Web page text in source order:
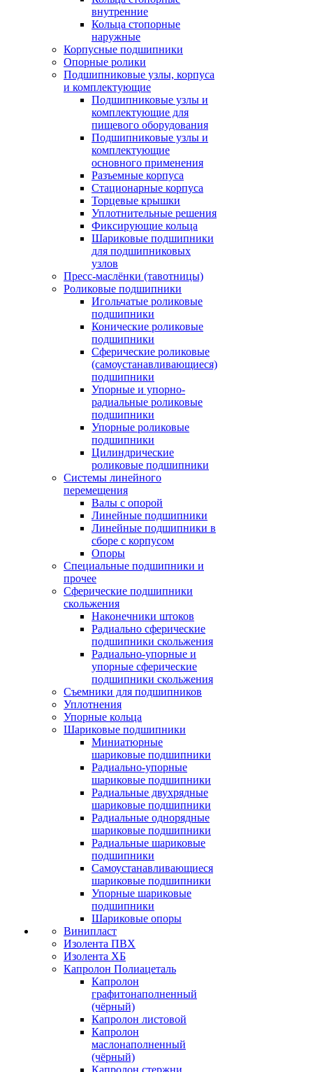
внутренние
Кольца стопорные
наружные
Корпусные подшипники
Опорные ролики
Подшипниковые узлы, корпуса
и комплектующие
Подшипниковые узлы и
комплектующие для
пищевого оборудования
Подшипниковые узлы и
комплектующие
основного применения
Разъемные корпуса
Стационарные корпуса
Торцевые крышки
Уплотнительные решения
Фиксирующие кольца
Шариковые подшипники
для подшипниковых
узлов
Пресс-маслёнки (тавотницы)
Роликовые подшипники
Игольчатые роликовые
подшипники
Конические роликовые
подшипники
Сферические роликовые
(самоустанавливающиеся)
подшипники
Упорные и упорно-
радиальные роликовые
подшипники
Упорные роликовые
подшипники
Цилиндрические
роликовые подшипники
Системы линейного
перемещения
Валы с опорой
Линейные подшипники
Линейные подшипники в
сборе с корпусом
Опоры
Специальные подшипники и
прочее
Сферические подшипники
скольжения
Наконечники штоков
Радиально сферические
подшипники скольжения
Радиально-упорные и
упорные сферические
подшипники скольжения
Съемники для подшипников
Уплотнения
Упорные кольца
Шариковые подшипники
Миниатюрные
шариковые подшипники
Радиально-упорные
шариковые подшипники
Радиальные двухрядные
шариковые подшипники
Радиальные однорядные
шариковые подшипники
Радиальные шариковые
подшипники
Самоустанавливающиеся
шариковые подшипники
Упорные шариковые
подшипники
Шариковые опоры
Винипласт
Изолента ПВХ
Изолента ХБ
Капролон Полиацеталь
Капролон
графитонаполненный
(чёрный)
Капролон листовой
Капролон
маслонаполненный
(чёрный)
Капролон стержни